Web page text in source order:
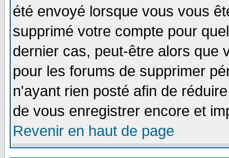
été envoyé lorsque vous vous
supprimé votre compte pour
dernier cas, peut-être alors que
pour les forums de supprimer
n'ayant rien posté afin de
de vous enregistrer encore et
Revenir en haut de page